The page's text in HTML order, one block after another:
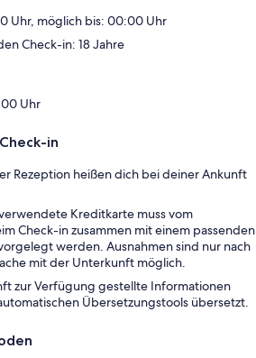
Uhr, möglich bis: 00:00 Uhr
Check-in: 18 Jahre
Uhr
in
Rezeption heißen dich bei deiner Ankunft
Kreditkarte muss vom
Check-in zusammen mit einem passenden
werden. Ausnahmen sind nur nach
mit der Unterkunft möglich.
zur Verfügung gestellte Informationen
Übersetzungstools übersetzt.